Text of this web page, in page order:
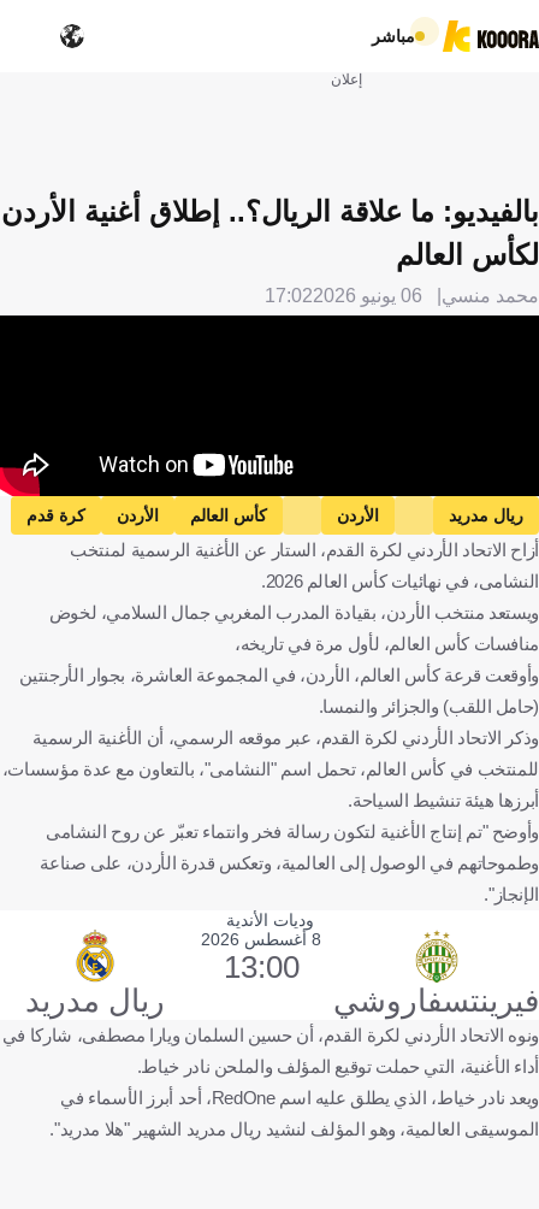
مباشر
إعلان
بالفيديو: ما علاقة الريال؟.. إطلاق أغنية الأردن
لكأس العالم
محمد منسي 06 يونيو 2026 17:02
ريال مدريد الأردن كأس العالم الأردن كرة قدم
أزاح الاتحاد الأردني لكرة القدم، الستار عن الأغنية الرسمية لمنتخب
النشامى، في نهائيات كأس العالم 2026.
ويستعد منتخب الأردن، بقيادة المدرب المغربي جمال السلامي، لخوض
منافسات كأس العالم، لأول مرة في تاريخه،
وأوقعت قرعة كأس العالم، الأردن، في المجموعة العاشرة، بجوار الأرجنتين
(حامل اللقب) والجزائر والنمسا.
وذكر الاتحاد الأردني لكرة القدم، عبر موقعه الرسمي، أن الأغنية الرسمية
للمنتخب في كأس العالم، تحمل اسم "النشامى"، بالتعاون مع عدة مؤسسات،
أبرزها هيئة تنشيط السياحة.
وأوضح "تم إنتاج الأغنية لتكون رسالة فخر وانتماء تعبّر عن روح النشامى
وطموحاتهم في الوصول إلى العالمية، وتعكس قدرة الأردن، على صناعة
الإنجاز".
وديات الأندية
فيرينتسفاروشي
8 أغسطس 2026
13:00
ريال مدريد
ونوه الاتحاد الأردني لكرة القدم، أن حسين السلمان ويارا مصطفى، شاركا في
أداء الأغنية، التي حملت توقيع المؤلف والملحن نادر خياط.
ويعد نادر خياط، الذي يطلق عليه اسم RedOne، أحد أبرز الأسماء في
الموسيقى العالمية، وهو المؤلف لنشيد ريال مدريد الشهير "هلا مدريد".